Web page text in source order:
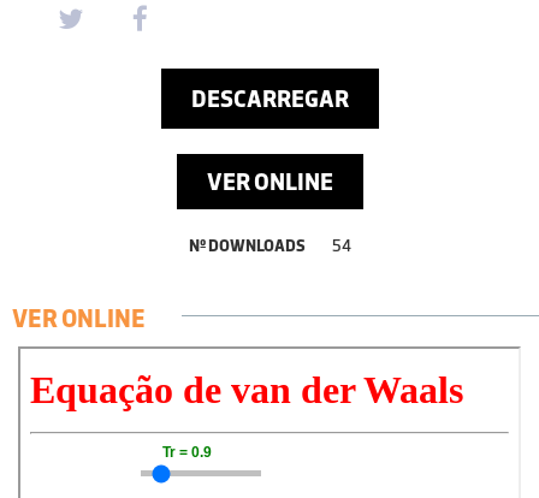
DESCARREGAR
VER ONLINE
Nº DOWNLOADS 54
VER ONLINE